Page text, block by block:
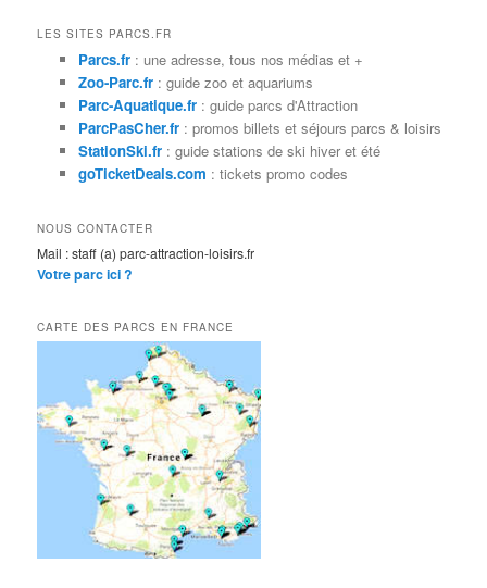
h
LES SITES PARCS.FR
Parcs.fr: une adresse, tous nos médias et +
Zoo-Parc.fr: guide zoo et aquariums
Parc-Aquatique.fr: guide parcs d'Attraction
ParcPasCher.fr: promos billets et séjours parcs & loisirs
StationSki.fr: guide stations de ski hiver et été
goTicketDeals.com : tickets promo codes
NOUS CONTACTER
Mail : staff (a) parc-attraction-loisirs.fr
Votre parc ici ?
CARTE DES PARCS EN FRANCE